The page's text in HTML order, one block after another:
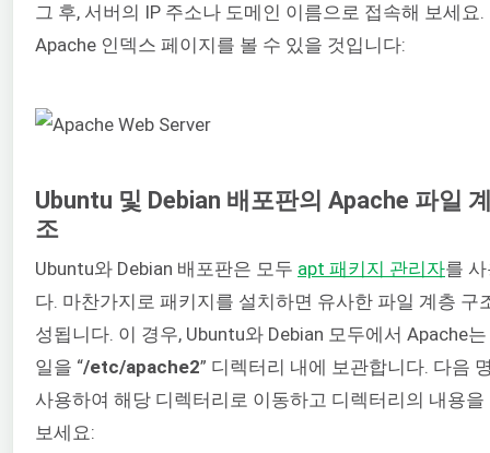
그 후, 서버의 IP 주소나 도메인 이름으로 접속해 보세요.
Apache 인덱스 페이지를 볼 수 있을 것입니다:
Ubuntu 및 Debian 배포판의 Apache 파일
조
Ubuntu와 Debian 배포판은 모두 apt 패키지 관리자를
다. 마찬가지로 패키지를 설치하면 유사한 파일 계층 구
성됩니다. 이 경우, Ubuntu와 Debian 모두에서 Apache
일을 “/etc/apache2” 디렉터리 내에 보관합니다. 다음
사용하여 해당 디렉터리로 이동하고 디렉터리의 내용을
보세요: